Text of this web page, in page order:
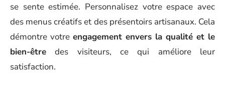
se sente estimée. Personnalisez votre espace avec
des menus créatifs et des présentoirs artisanaux. Cela
démontre votre engagement envers la qualité et le
bien-être des visiteurs, ce qui améliore leur
satisfaction.